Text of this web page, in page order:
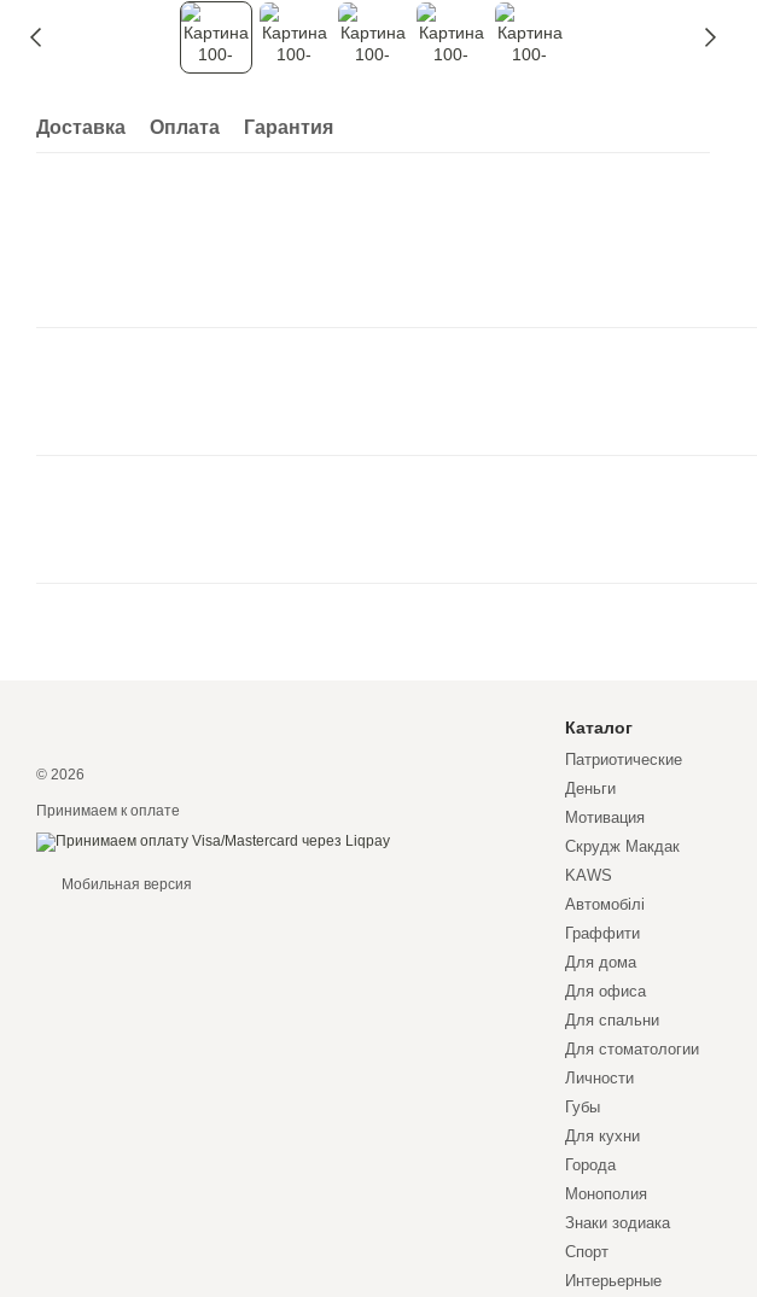
Доставка Оплата Гарантия
© 2026
Принимаем к оплате
Мобильная версия
Каталог
Патриотические
Деньги
Мотивация
Скрудж Макдак
KAWS
Автомобілі
Граффити
Для дома
Для офиса
Для спальни
Для стоматологии
Личности
Губы
Для кухни
Города
Монополия
Знаки зодиака
Спорт
Интерьерные